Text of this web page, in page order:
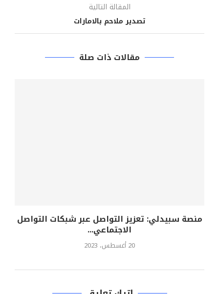
المقالة التالية
تصدير ملاحم بالامارات
مقالات ذات صلة
منصة سبيدلي: تعزيز التواصل عبر شبكات التواصل
الاجتماعي...
20 أغسطس، 2023